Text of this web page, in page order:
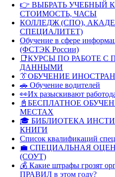
👉 ВЫБРАТЬ УЧЕБНЫЙ
СТОИМОСТЬ, ЧАСЫ
КОЛЛЕДЖ (СПО),
СПЕЦИАЛИТЕТ)
Обучение в сфере
(ФСТЭК России)
📑КУРСЫ ПО РАБОТЕ
ДАННЫМИ
👔ОБУЧЕНИЕ
🚗 Обучение водителей
👀Их разыскивают
📓БЕСПЛАТНОЕ
МЕСТАХ
🎓 БИБЛИОТЕКА
КНИГИ
Список квалификаций
💼 СПЕЦИАЛЬНАЯ
(СОУТ)
💰 Какие штрафы грозят
ПРАВИЛ в этом году?